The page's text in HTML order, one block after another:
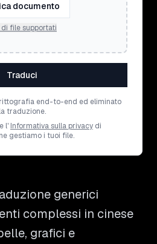
documento
di file supportati
Traduci
end-to-end ed eliminato
traduzione.
e l' Informativa sulla privacy di
gestiamo i tuoi file.
generici
complessi in cinese
grafici e